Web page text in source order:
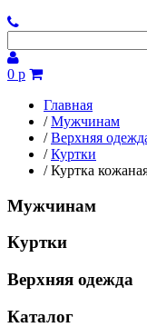
0 р
Главная
/ Мужчинам
/ Верхняя
/ Куртки
/ Куртка
Мужчинам
Куртки
Верхняя одежда
Каталог